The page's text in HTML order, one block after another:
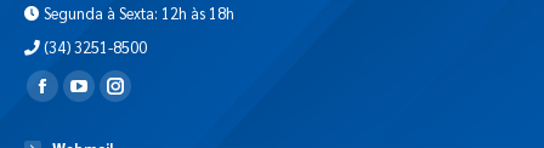
Segunda à Sexta: 12h às 18h
(34) 3251-8500
Encontre-nos em: